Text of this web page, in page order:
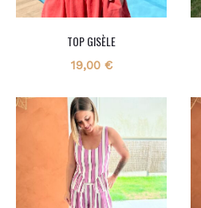
TOP GISÈLE
19,00 €